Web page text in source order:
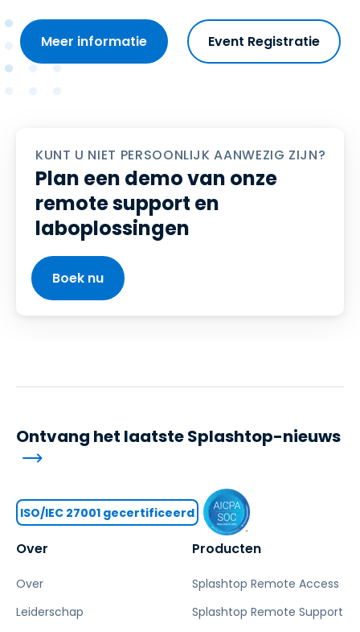
Meer informatie Event Registratie
KUNT U NIET PERSOONLIJK AANWEZIG ZIJN?
Plan een demo van onze
remote support en
laboplossingen
Boek nu
Over
Over
Leiderschap
Producten
Splashtop Remote Access
Splashtop Remote Support
Ontvang het laatste Splashtop-nieuws
ISO/IEC 27001 gecertificeerd